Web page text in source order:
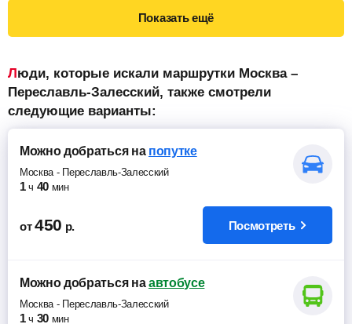
Показать ещё
Люди, которые искали маршрутки Москва –
Переславль-Залесский, также смотрели
следующие варианты:
Можно добратьсяна попутке
Москва- Переславль-Залесский
1 ч 40 мин
от 450 р. Посмотреть
Можно добратьсяна автобусе
Москва- Переславль-Залесский
1 ч 30 мин